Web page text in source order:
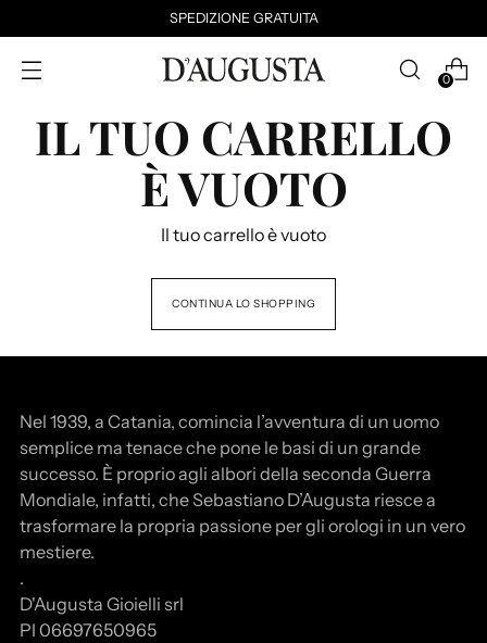
SPEDIZIONE GRATUITA
0
IL TUO CARRELLO
È VUOTO
Il tuo carrello è vuoto
CONTINUA LO SHOPPING
Nel 1939, a Catania, comincia l’avventura di un uomo
semplice ma tenace che pone le basi di un grande
successo. È proprio agli albori della seconda Guerra
Mondiale, infatti, che Sebastiano D’Augusta riesce a
trasformare la propria passione per gli orologi in un vero
mestiere.
.
D'Augusta Gioielli srl
PI 06697650965